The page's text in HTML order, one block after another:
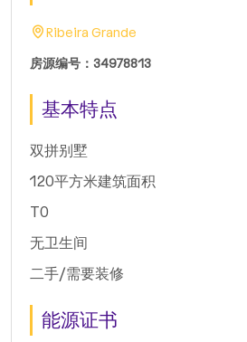
Ribeira Grande
房源编号：34978813
基本特点
双拼别墅
120平方米建筑面积
T0
无卫生间
二手/需要装修
能源证书